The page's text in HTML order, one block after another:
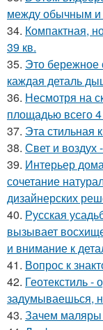
между обычным и
34. Компактная,
39 кв.
35. Это бережное
каждая деталь
36. Несмотря на
площадью всего 4
37. Эта стильная
38. Свет и воздух
39. Интерьер
сочетание
дизайнерских
40. Русская
вызывает
и внимание к
41. Вопрос к
42. Геотекстиль -
задумываешься,
43. Зачем маляры